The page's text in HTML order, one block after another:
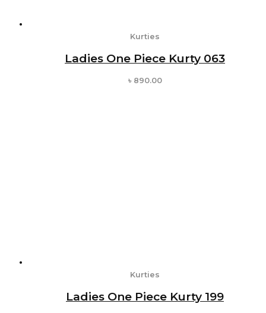
Kurties
Ladies One Piece Kurty 063
৳ 890.00
Kurties
Ladies One Piece Kurty 199